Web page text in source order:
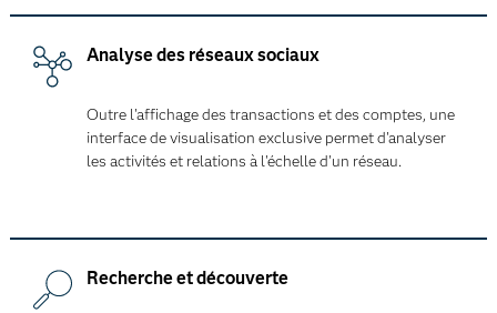
Analyse des réseaux sociaux
Outre l'affichage des transactions et des comptes, une
interface de visualisation exclusive permet d'analyser
les activités et relations à l'échelle d'un réseau.
Recherche et découverte